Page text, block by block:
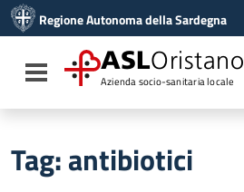
Vai al menu di navigazione
Vai al footer
Regione Autonoma della Sardegna
Toggle navigation
ASLOristano
Azienda socio-sanitaria locale
Tag:antibiotici